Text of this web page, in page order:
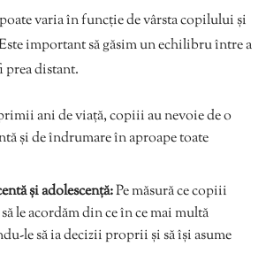
varia în funcție de vârsta copilului și
important să găsim un echilibru între a
prea distant.
ani de viață, copiii au nevoie de o
și de îndrumare în aproape toate
și adolescență:Pe măsură ce copiii
le acordăm din ce în ce mai multă
le să ia decizii proprii și să își asume